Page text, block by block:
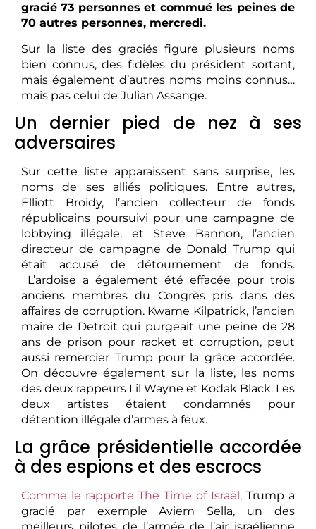
gracié 73 personnes et commué les peines de
70 autres personnes, mercredi.
Sur la liste des graciés figure plusieurs noms
bien connus, des fidèles du président sortant,
mais également d’autres noms moins connus…
mais pas celui de Julian Assange.
Un dernier pied de nez à ses
adversaires
Sur cette liste apparaissent sans surprise, les
noms de ses alliés politiques. Entre autres,
Elliott Broidy, l’ancien collecteur de fonds
républicains poursuivi pour une campagne de
lobbying illégale, et Steve Bannon, l’ancien
directeur de campagne de Donald Trump qui
était accusé de détournement de fonds.
L’ardoise a également été effacée pour trois
anciens membres du Congrès pris dans des
affaires de corruption. Kwame Kilpatrick, l’ancien
maire de Detroit qui purgeait une peine de 28
ans de prison pour racket et corruption, peut
aussi remercier Trump pour la grâce accordée.
On découvre également sur la liste, les noms
des deux rappeurs Lil Wayne et Kodak Black. Les
deux artistes étaient condamnés pour
détention illégale d’armes à feux.
La grâce présidentielle accordée
à des espions et des escrocs
Comme le rapporte The Time of Israël , Trump a
gracié par exemple Aviem Sella, un des